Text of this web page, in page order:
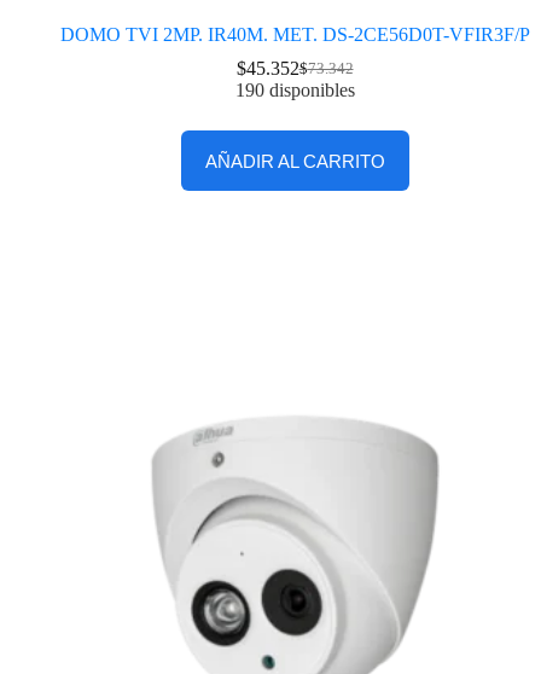
DOMO TVI 2MP. IR40M. MET. DS-2CE56D0T-VFIR3F/P
$73.342
$45.352
190 disponibles
AÑADIR AL CARRITO